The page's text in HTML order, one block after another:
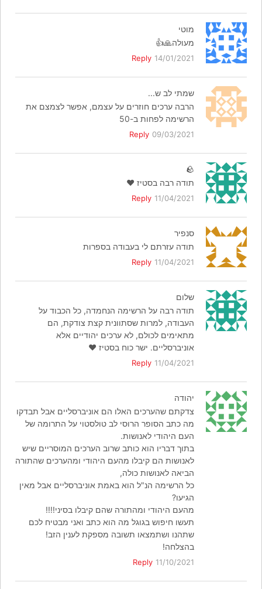
מוטי
מעולה🙏👍
14/01/2021
Reply
שמתי לב ש...
הרבה ערכים חוזרים על עצמם, אפשר לצמצם את
הרשימה לפחות ב-50
09/03/2021
Reply
🪨
תודה רבה בסטיז ❤️
11/04/2021
Reply
סנפיר
תודה עזרתם לי בעבודה בספרות
11/04/2021
Reply
שלום
תודה רבה על הרשימה הנחמדה, כל הכבוד על
העבודה, למרות שסתוונית קצת צודקת, הם
מתאימים לכולם, לא ערכים יהודיים אלא
אוניברסליים. ישר כוח בסטיז ❤️
11/04/2021
Reply
יהודה
צדקתם שהערכים האלו הם אוניברסליים אבל תבדקו
מה כתב הסופר הרוסי לב טולסטוי על התרומה של
העם היהודי לאנושות.
בתוך דבריו הוא כותב שרוב הערכים המוסריים שיש
לאנושות הם קיבלו מהעם היהודי ומהערכים שהתורה
הביאה לאנושות כולה,
כל הרשימה הנ"ל הוא באמת אוניברסליים אבל מאין
הגיעו?
מהעם היהודי ומהתורה שהם קיבלו בסיני!!!!
תעשו חיפוש בגוגל מה הוא כתב ואני מבטיח לכם
שתהנו ושתמצאו תשובה מספקת לענין הזב!
בהצלחה!
11/10/2021
Reply